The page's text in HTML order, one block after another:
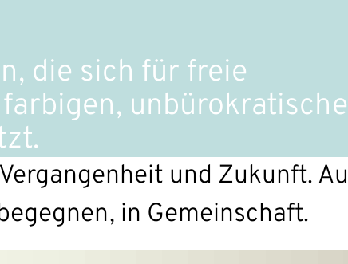
die sich für freie
und Zukunft.
in Gemeinschaft.